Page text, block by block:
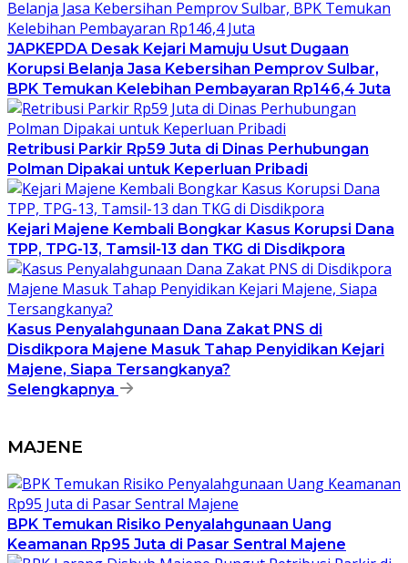
JAPKEPDA Desak Kejari Mamuju Usut Dugaan
Korupsi Belanja Jasa Kebersihan Pemprov Sulbar,
BPK Temukan Kelebihan Pembayaran Rp146,4 Juta
Retribusi Parkir Rp59 Juta di Dinas Perhubungan
Polman Dipakai untuk Keperluan Pribadi
Kejari Majene Kembali Bongkar Kasus Korupsi Dana
TPP, TPG-13, Tamsil-13 dan TKG di Disdikpora
Kasus Penyalahgunaan Dana Zakat PNS di
Disdikpora Majene Masuk Tahap Penyidikan Kejari
Majene, Siapa Tersangkanya?
Selengkapnya
MAJENE
BPK Temukan Risiko Penyalahgunaan Uang
Keamanan Rp95 Juta di Pasar Sentral Majene